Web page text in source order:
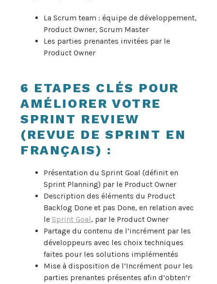
La Scrum team : équipe de développement,
Product Owner, Scrum Master
Les parties prenantes invitées par le
Product Owner
6 ETAPES CLÉS POUR
AMÉLIORER VOTRE
SPRINT REVIEW
(REVUE DE SPRINT EN
FRANÇAIS) :
Présentation du Sprint Goal (définit en
Sprint Planning) par le Product Owner
Description des éléments du Product
Backlog Done et pas Done, en relation avec
le Sprint Goal, par le Product Owner
Partage du contenu de l’incrément par les
développeurs avec les choix techniques
faites pour les solutions implémentés
Mise à disposition de l’Incrément pour les
parties prenantes présentes afin d’obten’r